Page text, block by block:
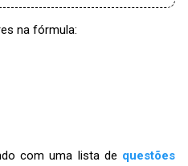
na fórmula:
com uma lista de questões